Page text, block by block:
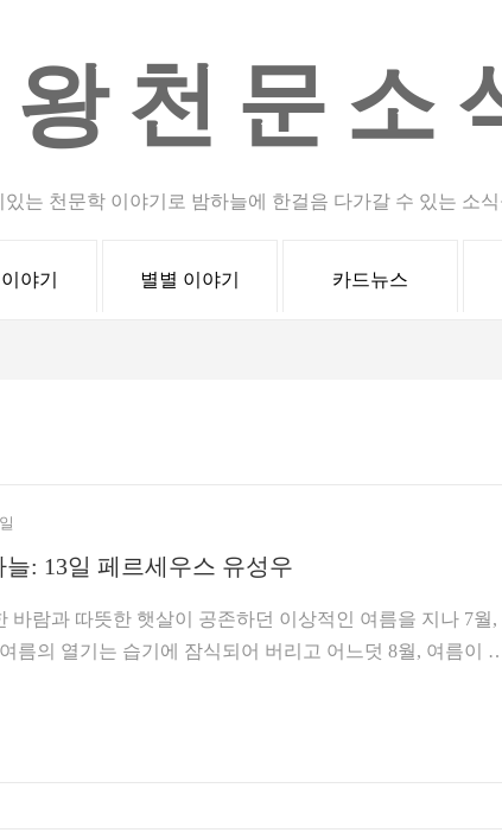
천문소
는 천문학 이야기로 밤하늘에 한걸음 다가갈 수 있는 소
야기 별별 이야기 카드뉴스
늘: 13일 페르세우스 유성우
바람과 따뜻한 햇살이 공존하던 이상적인 여름을 지나 7월,
름의 열기는 습기에 잠식되어 버리고 어느덧 8월, 여름이